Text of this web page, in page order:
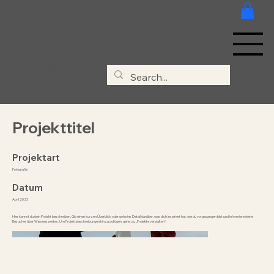
Projekttitel
Projektart
Fotografie
Datum
April 2023
Hier kannst du dein Projekt beschreiben. Gib einen kurzen Überblick oder gehe ins Detail darüber, was dich inspiriert hat, wie du vorgegangen bist und informiere deine
Besucher über Wissenswertes. Um Projektbeschreibungen hinzuzufügen, gehe zu „Projekte verwalten“.